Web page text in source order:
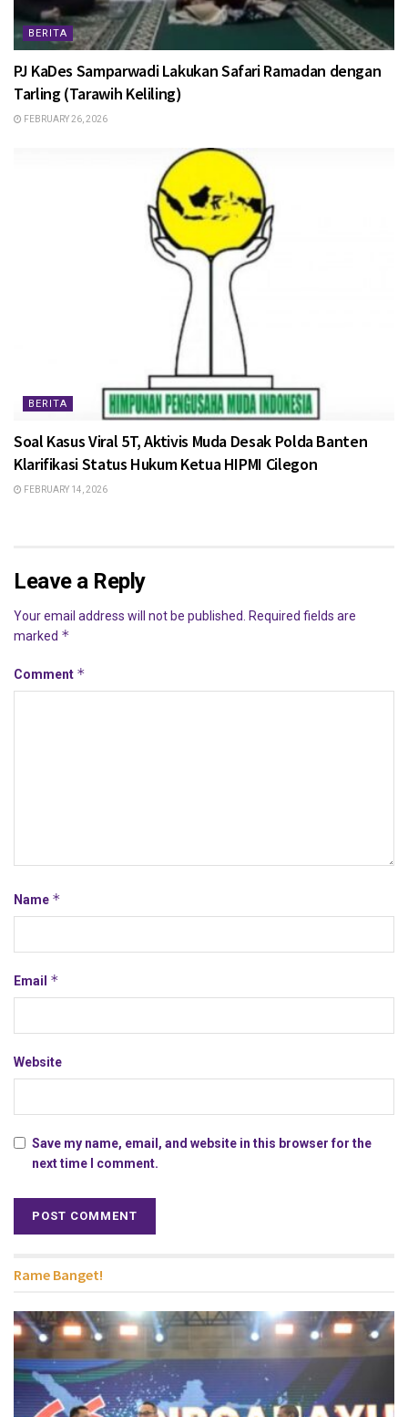
BERITA
PJ KaDes Samparwadi Lakukan Safari Ramadan dengan
Tarling (Tarawih Keliling)
FEBRUARY 26, 2026
BERITA
Soal Kasus Viral 5T, Aktivis Muda Desak Polda Banten
Klarifikasi Status Hukum Ketua HIPMI Cilegon
FEBRUARY 14, 2026
Leave a Reply
Your email address will not be published. Required fields are
marked *
Comment *
Name *
Email *
Website
Save my name, email, and website in this browser for the
next time I comment.
Rame Banget!